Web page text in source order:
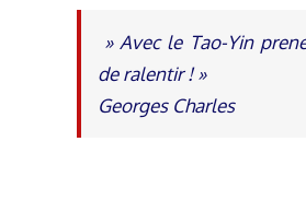
» Avec le Tao-Yin
de ralentir ! »
Georges Charles